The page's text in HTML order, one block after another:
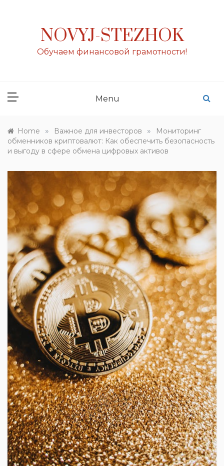
NOVYJ-STEZHOK
Обучаем финансовой грамотности!
Menu
Home » Важное для инвесторов »
Мониторинг
обменников криптовалют: Как обеспечить безопасность
и выгоду в сфере обмена цифровых активов